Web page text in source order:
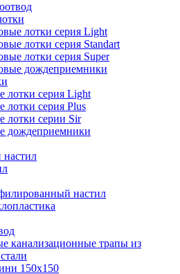
лотки серия Light
лотки серия Standart
лотки серия Super
дождеприемники
лотки серия Light
лотки серия Plus
лотки серии Sir
дождеприемники
настил
канализационные трапы из
150х150